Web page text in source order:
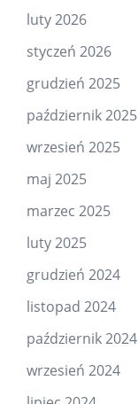
luty 2026
styczeń 2026
grudzień 2025
październik 2025
wrzesień 2025
maj 2025
marzec 2025
luty 2025
grudzień 2024
listopad 2024
październik 2024
wrzesień 2024